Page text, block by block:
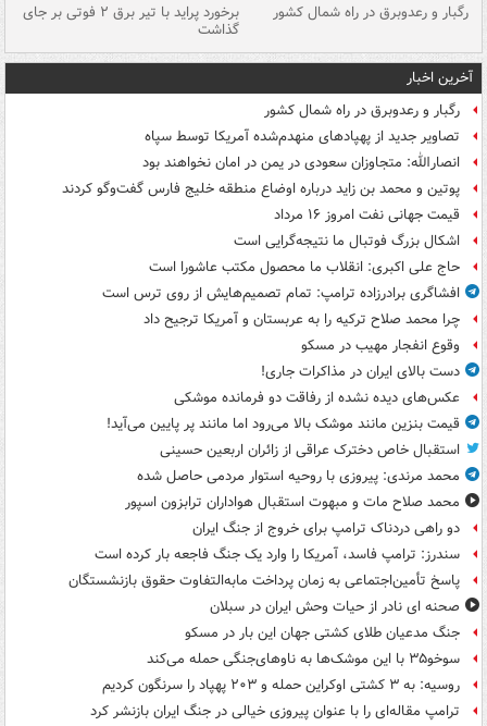
رگبار و رعدوبرق در راه شمال کشور برخورد پراید با تیر برق ۲ فوتی بر جای
گذاشت
آخرین اخبار
رگبار و رعدوبرق در راه شمال کشور
تصاویر جدید از پهپادهای منهدم‌شده آمریکا توسط سپاه
انصارالله: متجاوزان سعودی در یمن در امان نخواهند بود
پوتین و محمد بن زاید درباره اوضاع منطقه خلیج فارس گفت‌وگو کردند
قیمت جهانی نفت امروز ۱۶ مرداد
اشکال بزرگ فوتبال ما نتیجه‌گرایی است
حاج علی اکبری: انقلاب ما محصول مکتب عاشورا است
افشاگری برادرزاده ترامپ: تمام تصمیم‌هایش از روی ترس است
چرا محمد صلاح ترکیه را به عربستان و آمریکا ترجیح داد
وقوع انفجار مهیب در مسکو
دست بالای ایران در مذاکرات جاری!
عکس‌های دیده نشده از رفاقت دو فرمانده‌ موشکی
قیمت بنزین مانند موشک بالا می‌رود اما مانند پر پایین می‌آید!
استقبال خاص دخترک عراقی از زائران اربعین حسینی
محمد مرندی: پیروزی با روحیه استوار مردمی حاصل شده
محمد صلاح مات و مبهوت استقبال هواداران ترابزون اسپور
دو راهی دردناک ترامپ برای خروج از جنگ ایران
سندرز: ترامپ فاسد، آمریکا را وارد یک جنگ فاجعه بار کرده است
پاسخ تأمین‌اجتماعی به زمان پرداخت مابه‌التفاوت حقوق بازنشستگان
صحنه ای نادر از حیات وحش ایران در سبلان
جنگ مدعیان طلای کشتی جهان این بار در مسکو
سوخو۳۵ با این موشک‌ها به ناوهای‌جنگی حمله می‌کند
روسیه: به ۳ کشتی اوکراین حمله و ۲۰۳ پهپاد را سرنگون کردیم
ترامپ مقاله‌ای را با عنوان پیروزی خیالی در جنگ ایران بازنشر کرد